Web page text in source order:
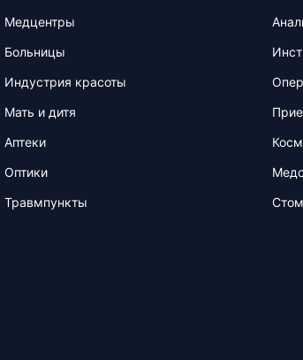
Медцентры
Больницы
Индустрия красоты
Мать и дитя
Аптеки
Оптики
Травмпункты